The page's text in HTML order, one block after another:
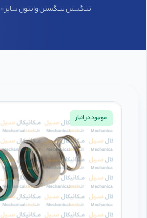
تنگستن تنگستن وایتون سایز 20 میلیمتر
موجود در انبار